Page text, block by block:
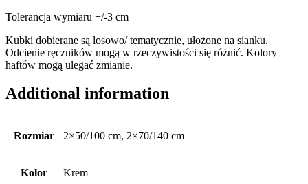
Tolerancja wymiaru +/-3 cm
Kubki dobierane są losowo/ tematycznie, ułożone na sianku.
Odcienie ręczników mogą w rzeczywistości się różnić. Kolory
haftów mogą ulegać zmianie.
Additional information
Rozmiar 2×50/100 cm, 2×70/140 cm
Kolor Krem